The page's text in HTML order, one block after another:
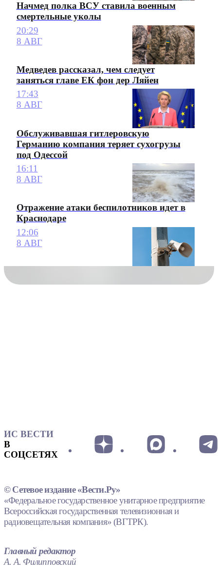
Начмед полка ВСУ ставила военным
смертельные уколы
20:29
8 АВГ
Медведев рассказал, чем следует
заняться главе ЕК фон дер Ляйен
17:43
8 АВГ
Обслуживавшая гитлеровскую
Германию компания теряет сухогрузы
под Одессой
16:11
8 АВГ
Отражение атаки беспилотников идет в
Краснодаре
12:06
8 АВГ
ИС ВЕСТИ
В
СОЦСЕТЯХ
© Сетевое издание «Вести.Ру»
«Федеральное государственное унитарное предприятие
Всероссийская государственная телевизионная и
радиовещательная компания» (ВГТРК).
Главный редактор
А. А. Филипповский